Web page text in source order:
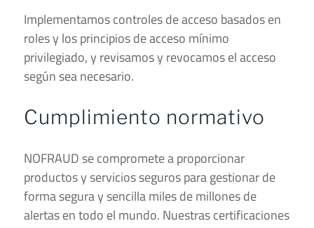
Implementamos controles de acceso basados ​​en
roles y los principios de acceso mínimo
privilegiado, y revisamos y revocamos el acceso
según sea necesario.
Cumplimiento normativo
NOFRAUD se compromete a proporcionar
productos y servicios seguros para gestionar de
forma segura y sencilla miles de millones de
alertas en todo el mundo. Nuestras certificaciones